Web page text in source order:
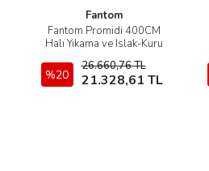
Fantom
Fantom Promidi 400CM
Halı Yıkama ve Islak-Kuru
Elektrikli Süpürge 1400W
%20
26.660,76 TL
21.328,61 TL
İncele
Stokta Yok